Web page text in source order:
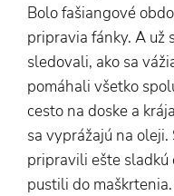
Bolo fašiangové
pripravia fánky. A už
sledovali, ako sa
pomáhali všetko
cesto na doske a
sa vyprážajú na
pripravili ešte sladkú
pustili do maškrtenia.